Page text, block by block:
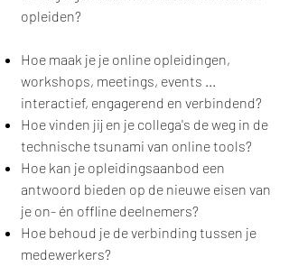
opleiden?
Hoe maak je je online opleidingen,
workshops, meetings, events ...
interactief, engagerend en verbindend?
Hoe vinden jij en je collega's de weg in de
technische tsunami van online tools?
Hoe kan je opleidingsaanbod een
antwoord bieden op de nieuwe eisen van
je on- én offline deelnemers?
Hoe behoud je de verbinding tussen je
medewerkers?